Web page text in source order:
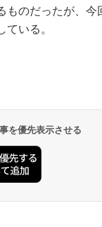
のだったが、今
いる。
を優先表示させる